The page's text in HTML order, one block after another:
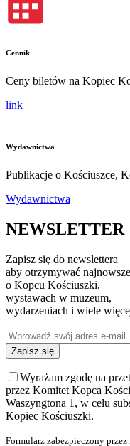
Cennik
Ceny biletów na Kopiec
link
Wydawnictwa
Publikacje o Kościuszce,
Wydawnictwa
NEWSLETTER
Zapisz się do newslettera
aby otrzymywać
o Kopcu Kościuszki,
wystawach w muzeum,
wydarzeniach i wiele
Wyrażam zgodę na
przez Komitet Kopca
Waszyngtona 1, w celu
Kopiec Kościuszki.
Formularz zabezpieczony